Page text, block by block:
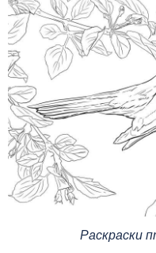
Раскраски